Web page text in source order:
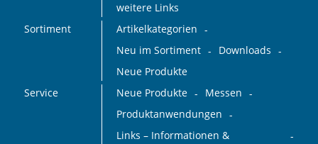
weitere Links
Sortiment
Artikelkategorien
Neu im Sortiment
Downloads
Neue Produkte
Service
Neue Produkte
Messen
Produktanwendungen
Links – Informationen &